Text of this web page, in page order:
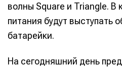
волны Square и Triangle. В
питания будут выступать
батарейки.
На сегодняшний день